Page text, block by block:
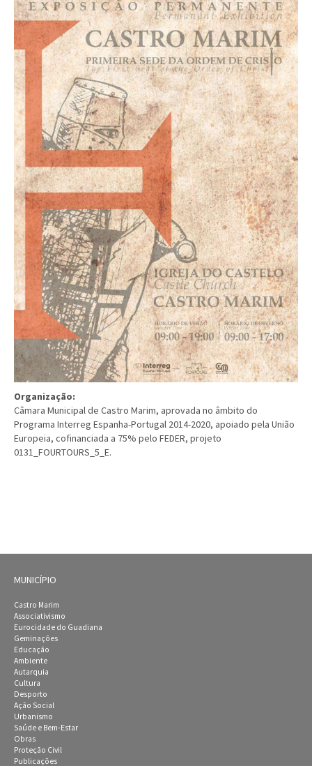
Organização:
Câmara Municipal de Castro Marim, aprovada no âmbito do
Programa Interreg Espanha-Portugal 2014-2020, apoiado pela União
Europeia, cofinanciada a 75% pelo FEDER, projeto
0131_FOURTOURS_5_E.
MUNICÍPIO
Castro Marim
Associativismo
Eurocidade do Guadiana
Geminações
Educação
Ambiente
Autarquia
Cultura
Desporto
Ação Social
Urbanismo
Saúde e Bem-Estar
Obras
Proteção Civil
Publicações